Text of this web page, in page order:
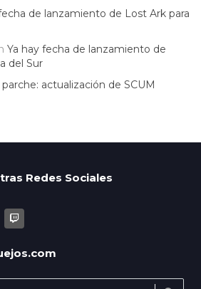
de lanzamiento de Lost Ark para
Ya hay fecha de lanzamiento de
del Sur
actualización de SCUM
Redes Sociales